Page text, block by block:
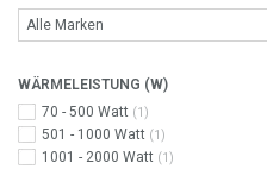
WÄRMELEISTUNG (W)
70 - 500 Watt (1)
501 - 1000 Watt (1)
1001 - 2000 Watt (1)